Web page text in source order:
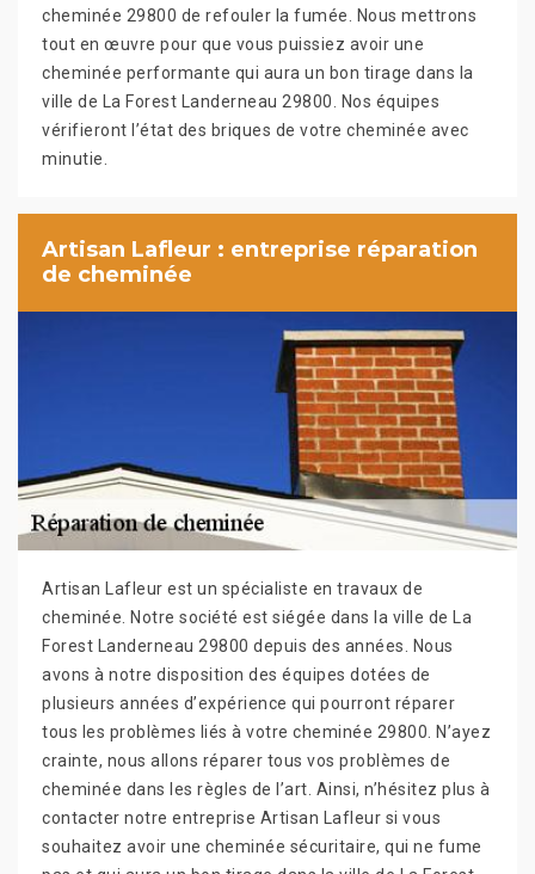
cheminée 29800 de refouler la fumée. Nous mettrons
tout en œuvre pour que vous puissiez avoir une
cheminée performante qui aura un bon tirage dans la
ville de La Forest Landerneau 29800. Nos équipes
vérifieront l’état des briques de votre cheminée avec
minutie.
Artisan Lafleur : entreprise réparation
de cheminée
Artisan Lafleur est un spécialiste en travaux de
cheminée. Notre société est siégée dans la ville de La
Forest Landerneau 29800 depuis des années. Nous
avons à notre disposition des équipes dotées de
plusieurs années d’expérience qui pourront réparer
tous les problèmes liés à votre cheminée 29800. N’ayez
crainte, nous allons réparer tous vos problèmes de
cheminée dans les règles de l’art. Ainsi, n’hésitez plus à
contacter notre entreprise Artisan Lafleur si vous
souhaitez avoir une cheminée sécuritaire, qui ne fume